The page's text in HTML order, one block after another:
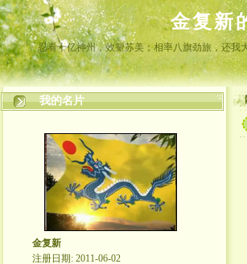
金复新
忍看十亿神州，效颦苏美；相率八旗劲旅，还我
我的名片
金复新
注册日期: 2011-06-02